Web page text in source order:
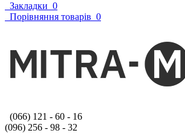
Закладки 0
Порівняння товарів 0
(066) 121 - 60 - 16
(096) 256 - 98 - 32